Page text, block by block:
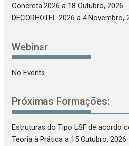
Concreta 2026 a 18 Outubro, 2026
DECORHOTEL 2026 a 4 Novembro,
Webinar
No Events
Próximas Formações:
Estruturas do Tipo LSF de acordo
Teoria à Prática a 15 Outubro, 2026